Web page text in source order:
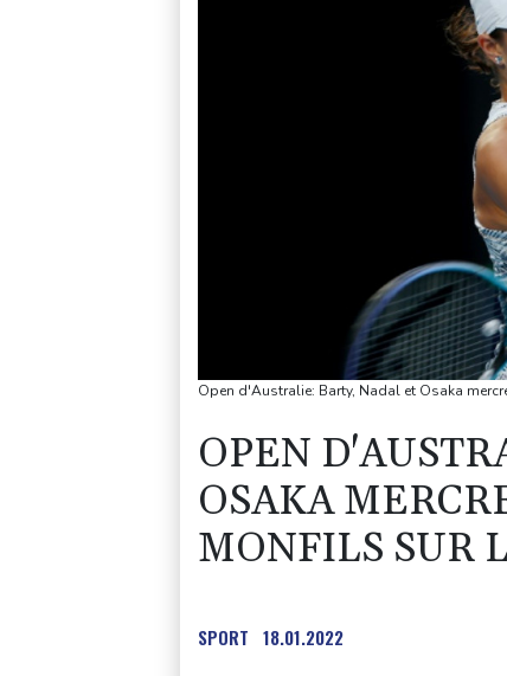
Open d'Australie: Barty, Nadal et Osaka
OPEN
OSAKA
MONFILS SUR
SPORT 18.01.2022